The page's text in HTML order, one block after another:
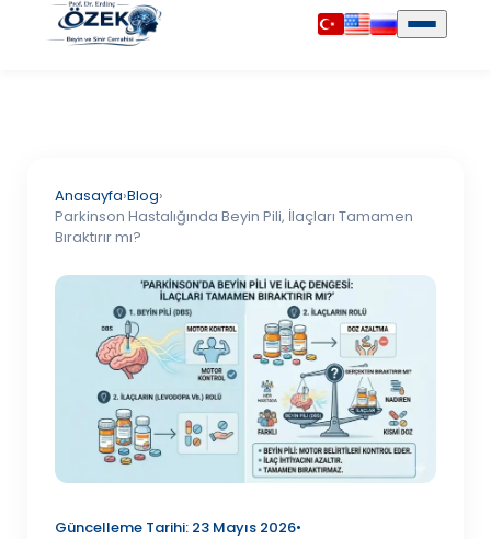
Anasayfa›Blog›
Parkinson Hastalığında Beyin Pili, İlaçları Tamamen
Bıraktırır mı?
Güncelleme Tarihi: 23 Mayıs 2026•